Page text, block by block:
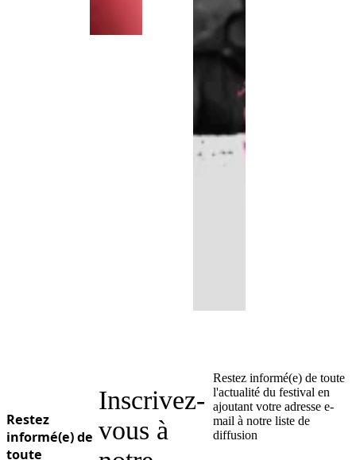
Restez
informé(e) de
toute
Inscrivez-
vous à
Restez informé(e) de toute
l'actualité du festival en
ajoutant votre adresse e-
mail à notre liste de
diffusion